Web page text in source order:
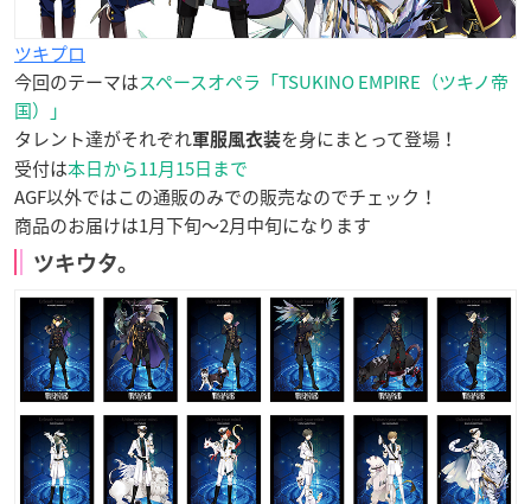
ツキプロ
今回のテーマはスペースオペラ「TSUKINO EMPIRE（ツキノ帝
国）」
タレント達がそれぞれ軍服風衣装を身にまとって登場！
受付は本日から11月15日まで
AGF以外ではこの通販のみでの販売なのでチェック！
商品のお届けは1月下旬〜2月中旬になります
ツキウタ。